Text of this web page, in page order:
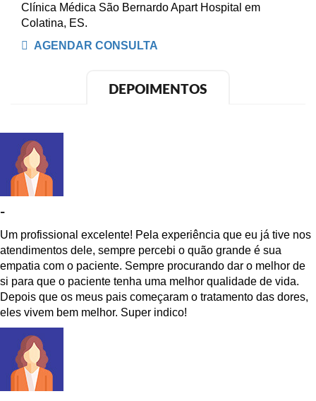
Clínica Médica São Bernardo Apart Hospital em
Colatina, ES.
AGENDAR CONSULTA
DEPOIMENTOS
-
Um profissional excelente! Pela experiência que eu já tive nos
atendimentos dele, sempre percebi o quão grande é sua
empatia com o paciente. Sempre procurando dar o melhor de
si para que o paciente tenha uma melhor qualidade de vida.
Depois que os meus pais começaram o tratamento das dores,
eles vivem bem melhor. Super indico!